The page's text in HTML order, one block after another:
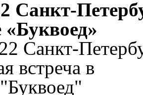
Санкт-
«Буквоед»